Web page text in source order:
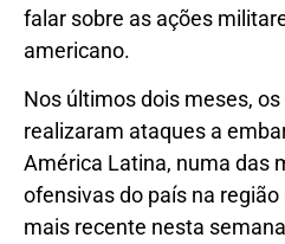
falar sobre as ações
americano.
Nos últimos dois meses,
realizaram ataques a
América Latina, numa das
ofensivas do país na
mais recente nesta